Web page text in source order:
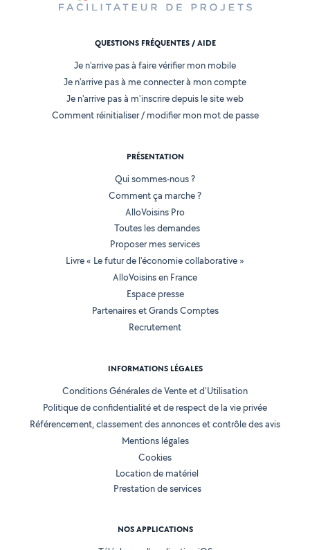
QUESTIONS FRÉQUENTES / AIDE
Je n'arrive pas à faire vérifier mon mobile
Je n'arrive pas à me connecter à mon compte
Je n'arrive pas à m'inscrire depuis le site web
Comment réinitialiser / modifier mon mot de passe
PRÉSENTATION
Qui sommes-nous ?
Comment ça marche ?
AlloVoisins Pro
Toutes les demandes
Proposer mes services
Livre « Le futur de l'économie collaborative »
AlloVoisins en France
Espace presse
Partenaires et Grands Comptes
Recrutement
INFORMATIONS LÉGALES
Conditions Générales de Vente et d'Utilisation
Politique de confidentialité et de respect de la vie privée
Référencement, classement des annonces et contrôle des avis
Mentions légales
Cookies
Location de matériel
Prestation de services
NOS APPLICATIONS